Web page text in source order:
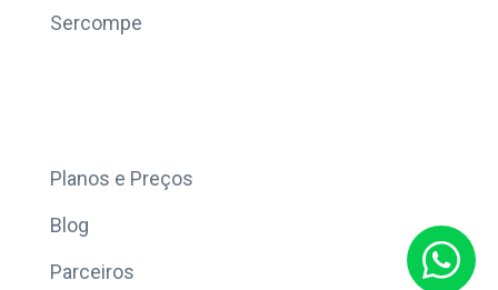
Sercompe
Planos e Preços
Blog
Parceiros